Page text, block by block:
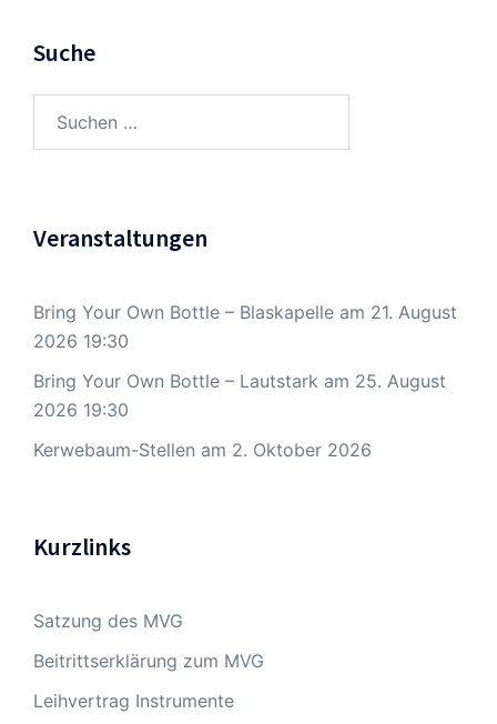
Suche
nach:
Veranstaltungen
Bring Your Own Bottle – Blaskapelle am 21. August
2026 19:30
Bring Your Own Bottle – Lautstark am 25. August
2026 19:30
Kerwebaum-Stellen am 2. Oktober 2026
Kurzlinks
Satzung des MVG
Beitrittserklärung zum MVG
Leihvertrag Instrumente